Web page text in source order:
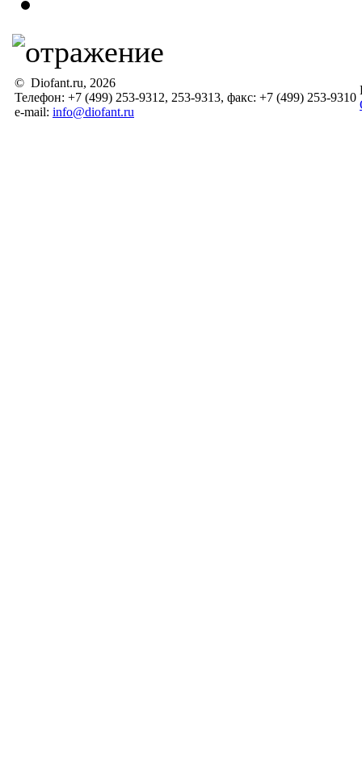
© Diofant.ru, 2026
Телефон: +7 (499) 253-9312, 253-9313, факс: +7 (499) 253-9310
e-mail: info@diofant.ru